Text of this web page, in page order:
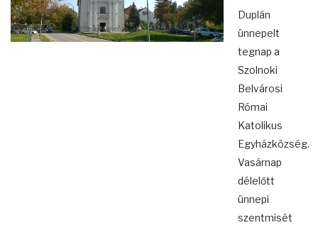
Duplán
ünnepelt
tegnap a
Szolnoki
Belvárosi
Római
Katolikus
Egyházközség.
Vasárnap
délelőtt
ünnepi
szentmisét